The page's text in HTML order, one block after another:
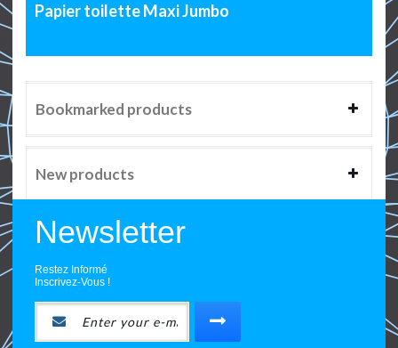
Papier toilette Maxi Jumbo
Bookmarked products
New products
Newsletter
Restez Informé
Inscrivez-Vous !